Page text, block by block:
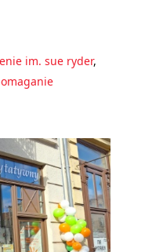
im. sue ryder,